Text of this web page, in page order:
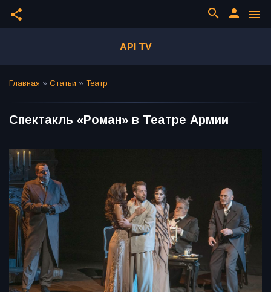
share menu
person
search
API TV
Главная » Статьи » Театр
Спектакль «Роман» в Театре Армии